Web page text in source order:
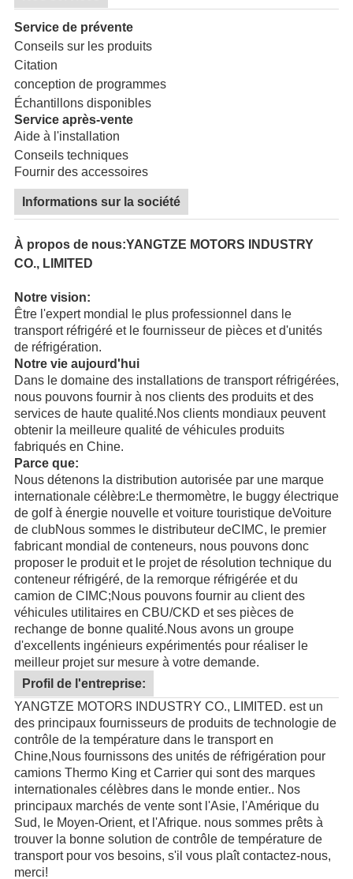
Service de prévente
Conseils sur les produits
Citation
conception de programmes
Échantillons disponibles
Service après-vente
Aide à l'installation
Conseils techniques
Fournir des accessoires
Informations sur la société
À propos de nous:YANGTZE MOTORS INDUSTRY
CO., LIMITED
Notre vision:
Être l'expert mondial le plus professionnel dans le
transport réfrigéré et le fournisseur de pièces et d'unités
de réfrigération.
Notre vie aujourd'hui
Dans le domaine des installations de transport réfrigérées,
nous pouvons fournir à nos clients des produits et des
services de haute qualité.Nos clients mondiaux peuvent
obtenir la meilleure qualité de véhicules produits
fabriqués en Chine.
Parce que:
Nous détenons la distribution autorisée par une marque
internationale célèbre:Le thermomètre, le buggy électrique
de golf à énergie nouvelle et voiture touristique deVoiture
de clubNous sommes le distributeur deCIMC, le premier
fabricant mondial de conteneurs, nous pouvons donc
proposer le produit et le projet de résolution technique du
conteneur réfrigéré, de la remorque réfrigérée et du
camion de CIMC;Nous pouvons fournir au client des
véhicules utilitaires en CBU/CKD et ses pièces de
rechange de bonne qualité.Nous avons un groupe
d'excellents ingénieurs expérimentés pour réaliser le
meilleur projet sur mesure à votre demande.
Profil de l'entreprise:
YANGTZE MOTORS INDUSTRY CO., LIMITED. est un
des principaux fournisseurs de produits de technologie de
contrôle de la température dans le transport en
Chine,Nous fournissons des unités de réfrigération pour
camions Thermo King et Carrier qui sont des marques
internationales célèbres dans le monde entier.. Nos
principaux marchés de vente sont l'Asie, l'Amérique du
Sud, le Moyen-Orient, et l'Afrique. nous sommes prêts à
trouver la bonne solution de contrôle de température de
transport pour vos besoins, s'il vous plaît contactez-nous,
merci!